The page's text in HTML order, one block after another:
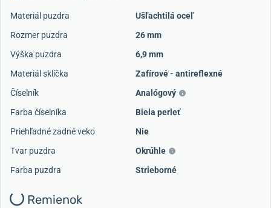
Materiál puzdra
Ušľachtilá oceľ
Rozmer puzdra
26 mm
Výška puzdra
6,9 mm
Materiál sklíčka
Zafírové - antireflexné
Číselník
Analógový
Farba číselníka
Biela perleť
Priehľadné zadné veko
Nie
Tvar puzdra
Okrúhle
Farba puzdra
Strieborné
Remienok